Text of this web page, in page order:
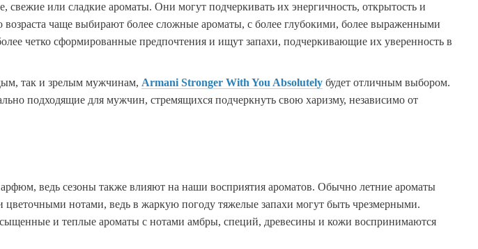
или сладкие ароматы. Они могут подчеркивать их энергичность, открытость и
чаще выбирают более сложные ароматы, с более глубокими, более выраженными
четко сформированные предпочтения и ищут запахи, подчеркивающие их уверенность в
так и зрелым мужчинам, Armani Stronger With You Absolutely будет отличным выбором.
подходящие для мужчин, стремящихся подчеркнуть свою харизму, независимо от
ведь сезоны также влияют на наши восприятия ароматов. Обычно летние ароматы
нотами, ведь в жаркую погоду тяжелые запахи могут быть чрезмерными.
и теплые ароматы с нотами амбры, специй, древесины и кожи воспринимаются